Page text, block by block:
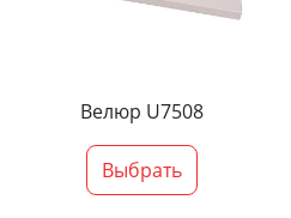
Велюр U7508
Выбрать